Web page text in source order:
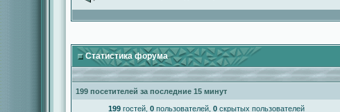
Статистика форума
199 посетителей за последние 15 минут
199 гостей, 0 пользователей, 0 скрытых пользователей